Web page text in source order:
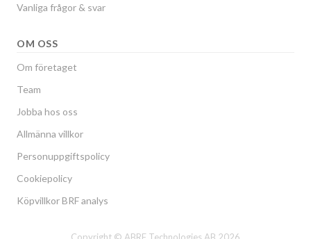
Vanliga frågor & svar
OM OSS
Om företaget
Team
Jobba hos oss
Allmänna villkor
Personuppgiftspolicy
Cookiepolicy
Köpvillkor BRF analys